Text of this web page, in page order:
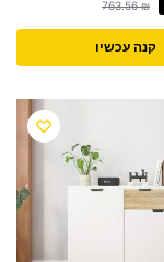
763.56₪
קנה עכשיו